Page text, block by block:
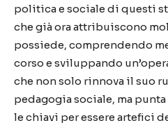
politica e sociale di questi
che già ora attribuiscono
possiede, comprendendo
corso e sviluppando
che non solo rinnova il suo
pedagogia sociale, ma
le chiavi per essere artefici